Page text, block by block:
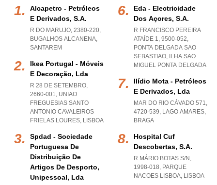
Alcapetro - Petróleos
E Derivados, S.a.
R DO MARUJO, 2380-220,
BUGALHOS ALCANENA,
SANTAREM
Ikea Portugal - Móveis
E Decoração, Lda
R 28 DE SETEMBRO,
2660-001, UNIAO
FREGUESIAS SANTO
ANTONIO CAVALEIROS
FRIELAS LOURES, LISBOA
Spdad - Sociedade
Portuguesa De
Distribuição De
Artigos De Desporto,
Unipessoal, Lda
Eda - Electricidade
Dos Açores, S.a.
R FRANCISCO PEREIRA
ATAÍDE 1, 9500-052,
PONTA DELGADA SAO
SEBASTIAO, ILHA SAO
MIGUEL PONTA DELGADA
Ilídio Mota - Petróleos
E Derivados, Lda
MAR DO RIO CÁVADO 571,
4720-539, LAGO AMARES,
BRAGA
Hospital Cuf
Descobertas, S.a.
R MÁRIO BOTAS S/N,
1998-018, PARQUE
NACOES LISBOA, LISBOA